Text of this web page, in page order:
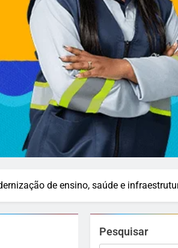
de ensino, saúde e
Pesquisar